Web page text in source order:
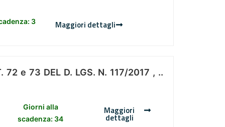
3 Maggiori dettagli
72 e 73 DEL D. LGS. N. 117/2017 , ..
Giorni alla
scadenza: 34
Maggiori
dettagli